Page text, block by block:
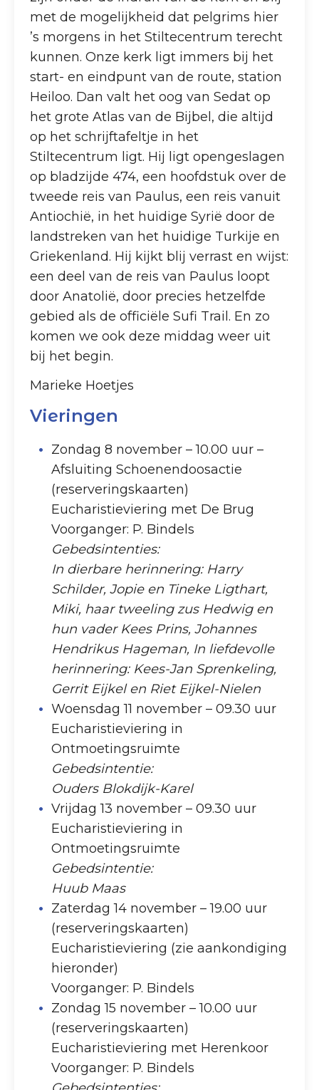
met de mogelijkheid dat pelgrims hier
’s morgens in het Stiltecentrum terecht
kunnen. Onze kerk ligt immers bij het
start- en eindpunt van de route, station
Heiloo. Dan valt het oog van Sedat op
het grote Atlas van de Bijbel, die altijd
op het schrijftafeltje in het
Stiltecentrum ligt. Hij ligt opengeslagen
op bladzijde 474, een hoofdstuk over de
tweede reis van Paulus, een reis vanuit
Antiochië, in het huidige Syrië door de
landstreken van het huidige Turkije en
Griekenland. Hij kijkt blij verrast en wijst:
een deel van de reis van Paulus loopt
door Anatolië, door precies hetzelfde
gebied als de officiële Sufi Trail. En zo
komen we ook deze middag weer uit
bij het begin.
Marieke Hoetjes
Vieringen
Zondag 8 november – 10.00 uur –
Afsluiting Schoenendoosactie
(reserveringskaarten)
Eucharistieviering met De Brug
Voorganger: P. Bindels
Gebedsintenties:
In dierbare herinnering: Harry
Schilder, Jopie en Tineke Ligthart,
Miki, haar tweeling zus Hedwig en
hun vader Kees Prins, Johannes
Hendrikus Hageman, In liefdevolle
herinnering: Kees-Jan Sprenkeling,
Gerrit Eijkel en Riet Eijkel-Nielen
Woensdag 11 november – 09.30 uur
Eucharistieviering in
Ontmoetingsruimte
Gebedsintentie:
Ouders Blokdijk-Karel
Vrijdag 13 november – 09.30 uur
Eucharistieviering in
Ontmoetingsruimte
Gebedsintentie:
Huub Maas
Zaterdag 14 november – 19.00 uur
(reserveringskaarten)
Eucharistieviering (zie aankondiging
hieronder)
Voorganger: P. Bindels
Zondag 15 november – 10.00 uur
(reserveringskaarten)
Eucharistieviering met Herenkoor
Voorganger: P. Bindels